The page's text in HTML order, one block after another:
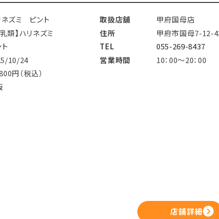
ネズミ ピント
類】ハリネズミ
10/24
円（税込）
取扱店舗
甲府国母店
住所
甲府市国母7-12-
TEL
055-269-8437
営業時間
10：00～20：00
店舗詳細